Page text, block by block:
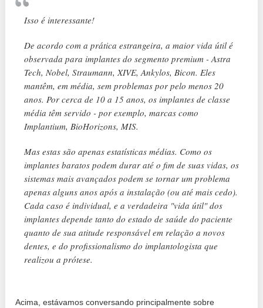
Isso é interessante!
De acordo com a prática estrangeira, a maior vida útil é
observada para implantes do segmento premium - Astra
Tech, Nobel, Straumann, XIVE, Ankylos, Bicon. Eles
mantêm, em média, sem problemas por pelo menos 20
anos. Por cerca de 10 a 15 anos, os implantes de classe
média têm servido - por exemplo, marcas como
Implantium, BioHorizons, MIS.
Mas estas são apenas estatísticas médias. Como os
implantes baratos podem durar até o fim de suas vidas, os
sistemas mais avançados podem se tornar um problema
apenas alguns anos após a instalação (ou até mais cedo).
Cada caso é individual, e a verdadeira "vida útil" dos
implantes depende tanto do estado de saúde do paciente
quanto de sua atitude responsável em relação a novos
dentes, e do profissionalismo do implantologista que
realizou a prótese.
Acima, estávamos conversando principalmente sobre